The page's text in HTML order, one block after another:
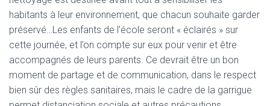
habitants à leur environnement, que chacun souhaite garder
préservé…Les enfants de l’école seront « éclairés » sur
cette journée, et l’on compte sur eux pour venir et être
accompagnés de leurs parents. Ce devrait être un bon
moment de partage et de communication, dans le respect
bien sûr des règles sanitaires, mais le cadre de la garrigue